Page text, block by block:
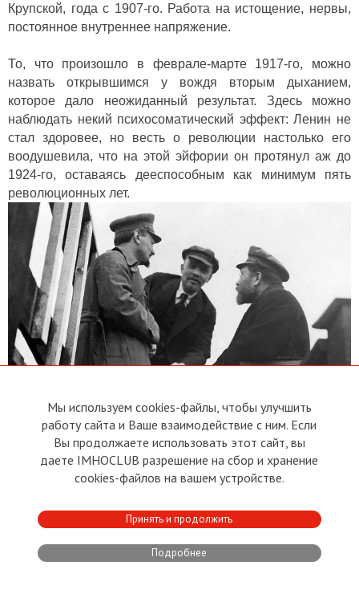
Крупской, года с 1907-го. Работа на истощение, нервы,
постоянное внутреннее напряжение.
То, что произошло в феврале-марте 1917-го, можно
назвать открывшимся у вождя вторым дыханием,
которое дало неожиданный результат. Здесь можно
наблюдать некий психосоматический эффект: Ленин не
стал здоровее, но весть о революции настолько его
воодушевила, что на этой эйфории он протянул аж до
1924-го, оставаясь дееспособным как минимум пять
революционных лет.
Троцкий, Ленин и Каменев на трибуне после выступления перед
войсками, отправляющимися на фронт против белополяков. 5 мая 1920
года. Фото: Legion-media
Троцкий в своих воспоминаниях отмечал, что до приезда
Ленина в революционный Петроград фракция
большевиков не предпринимала никаких радикальных
Мы используем cookies-файлы, чтобы улучшить
работу сайта и Ваше взаимодействие с ним. Если
Вы продолжаете использовать этот сайт, вы
даете IMHOCLUB разрешение на сбор и хранение
cookies-файлов на вашем устройстве.
Принять и продолжить
Подробнее